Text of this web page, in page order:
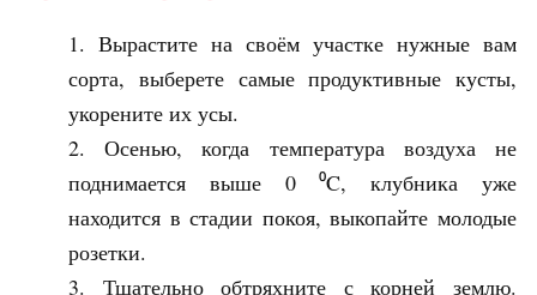
Вырастите на своём участке нужные вам
сорта, выберете самые продуктивные кусты,
укорените их усы.
Осенью, когда температура воздуха не
поднимается выше 0 ⁰C, клубника уже
находится в стадии покоя, выкопайте молодые
розетки.
Тщательно обтряхните с корней землю.